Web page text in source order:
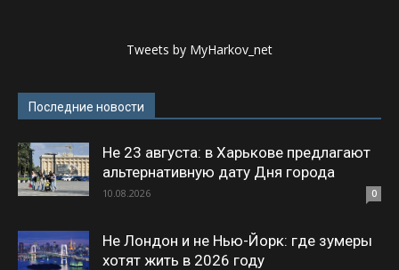
Tweets by MyHarkov_net
Последние новости
Не 23 августа: в Харькове предлагают
альтернативную дату Дня города
10.08.2026 0
Не Лондон и не Нью-Йорк: где зумеры
хотят жить в 2026 году